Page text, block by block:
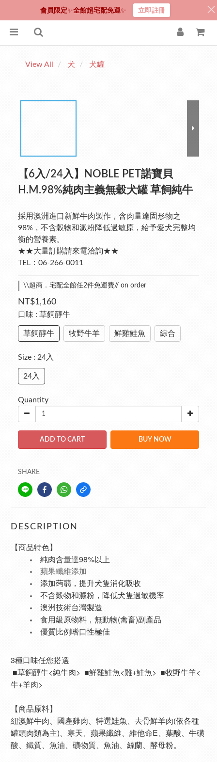
View All 犬 犬罐
【6入/24入】NOBLE PET諾寶貝
H.M.98%純肉主義無穀犬罐 草飼純牛
採用澳洲進口新鮮牛肉製作，含肉量達固形物之
98%，不含穀物和澱粉降低過敏原，給予愛犬完整均
衡的營養素。
★★大量訂購請來電洽詢★★
TEL：06-266-0011
\\超商．宅配全館任2件免運費// on order
NT$1,160
口味 : 草飼醇牛
草飼醇牛 牧野牛羊 鮮雞鮭魚 綜合
Size : 24入
24入
Quantity
ADD TO CART BUY NOW
SHARE
DESCRIPTION
【商品特色】
純肉含量達98%以上
蘋果纖維添加
添加蒟蒻，提升犬隻消化吸收
不含穀物和澱粉，降低犬隻過敏機率
澳洲技術台灣製造
食用級原物料，無動物(禽畜)副產品
優質比例嗜口性極佳
3種口味任您搭選
■草飼醇牛<純牛肉>
  ■鮮雞鮭魚<雞+鮭魚>  ■牧野牛羊<
牛+羊肉>
【商品原料】
紐澳鮮牛肉、國產雞肉、特選鮭魚、去骨鮮羊肉(依各種
罐頭肉類為主)、寒天、蘋果纖維、維他命E、葉酸、牛磺
酸、鐵質、魚油、礦物質、魚油、絲蘭、酵母粉。
會員限定✨全館超宅配免運✨ 立即註冊